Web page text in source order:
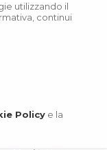
utilizzando il
continui
Policy e la